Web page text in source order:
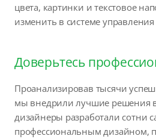
цвета, картинки и текстовое
изменить в системе управления
Доверьтесь
Проанализировав тысячи
мы внедрили лучшие решения
дизайнеры разработали сотни
профессиональным дизайном,